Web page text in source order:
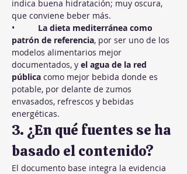
indica buena hidratación; muy oscura,
que conviene beber más.
• La dieta mediterránea como
patrón de referencia, por ser uno de los
modelos alimentarios mejor
documentados, y el agua de la red
pública como mejor bebida donde es
potable, por delante de zumos
envasados, refrescos y bebidas
energéticas.
3. ¿En qué fuentes se ha
basado el contenido?
El documento base integra la evidencia